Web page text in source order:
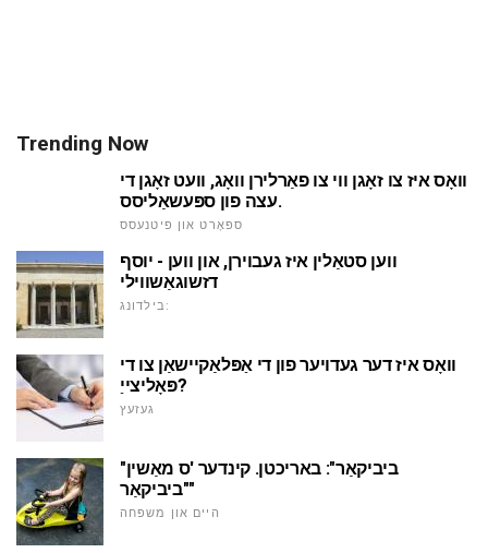
Trending Now
וואָס איז צו זאָגן ווי צו פאַרלירן וואָג, וועט זאָגן די
עצה פון ספּעשאַליסס.
ספּאָרט און פיטנעסס
ווען סטאַלין איז געבוירן, און ווען - יוסף
דזשוגאַשווילי
בילדונג:
וואָס איז דער געדויער פון די אַפּלאַקיישאַן צו די
פּאָליצייַ?
געזעץ
"ביביקאַר": באריכטן. קינדער 'ס מאַשין
"ביביקאַר"
היים און משפּחה